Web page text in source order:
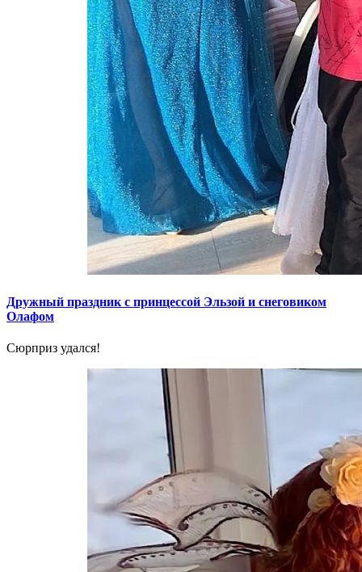
Дружный праздник с принцессой Эльзой и снеговиком
Олафом
Сюрприз удался!